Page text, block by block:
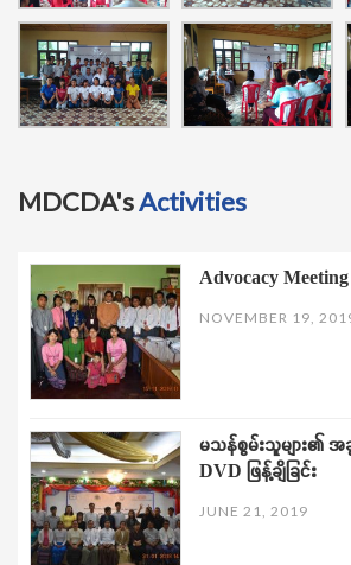
MDCDA'sActivities
Advocacy
NOVEMBER 19,
မသန်စွမ်းသူများ၏ အ
DVD ဖြန့်ချိခြင်း
JUNE 21, 2019